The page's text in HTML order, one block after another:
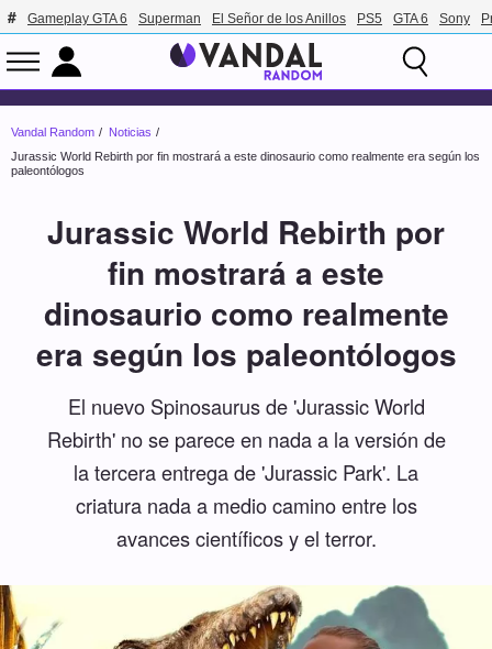
Gameplay GTA 6 Superman El Señor de los Anillos PS5 GTA 6 Sony
Vandal Random
Noticias
Jurassic World Rebirth por fin mostrará a este dinosaurio como realmente era según los
paleontólogos
Jurassic World Rebirth por
fin mostrará a este
dinosaurio como realmente
era según los paleontólogos
El nuevo Spinosaurus de 'Jurassic World
Rebirth' no se parece en nada a la versión de
la tercera entrega de 'Jurassic Park'. La
criatura nada a medio camino entre los
avances científicos y el terror.